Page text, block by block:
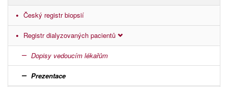
Český registr biopsií
Registr dialyzovaných pacientů
Dopisy vedoucím lékařům
Prezentace